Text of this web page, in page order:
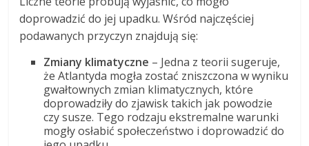
doprowadzić do jej upadku. Wśród najczęściej
podawanych przyczyn znajdują się:
Zmiany klimatyczne – Jedna z teorii sugeruje,
że Atlantyda mogła zostać zniszczona w wyniku
gwałtownych zmian klimatycznych, które
doprowadziły do zjawisk takich jak powodzie
czy susze. Tego rodzaju ekstremalne warunki
mogły osłabić społeczeństwo i doprowadzić do